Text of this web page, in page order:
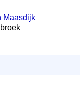
Maasdijk